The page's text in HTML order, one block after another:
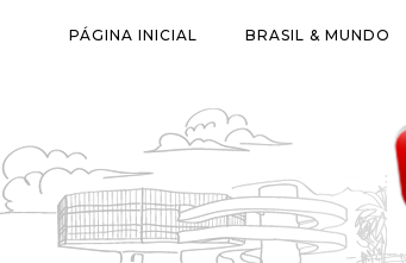
PÁGINA INICIAL BRASIL & MUNDO